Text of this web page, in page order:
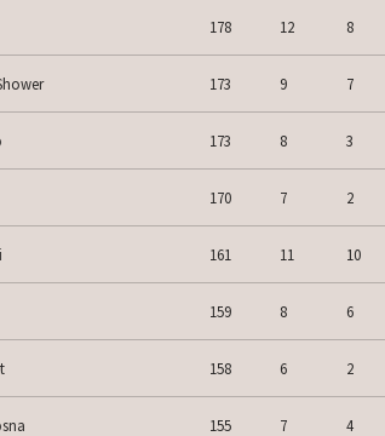
178 12 8
173 9 7
173 8 3
170 7 2
161 11 10
159 8 6
158 6 2
155 7 4